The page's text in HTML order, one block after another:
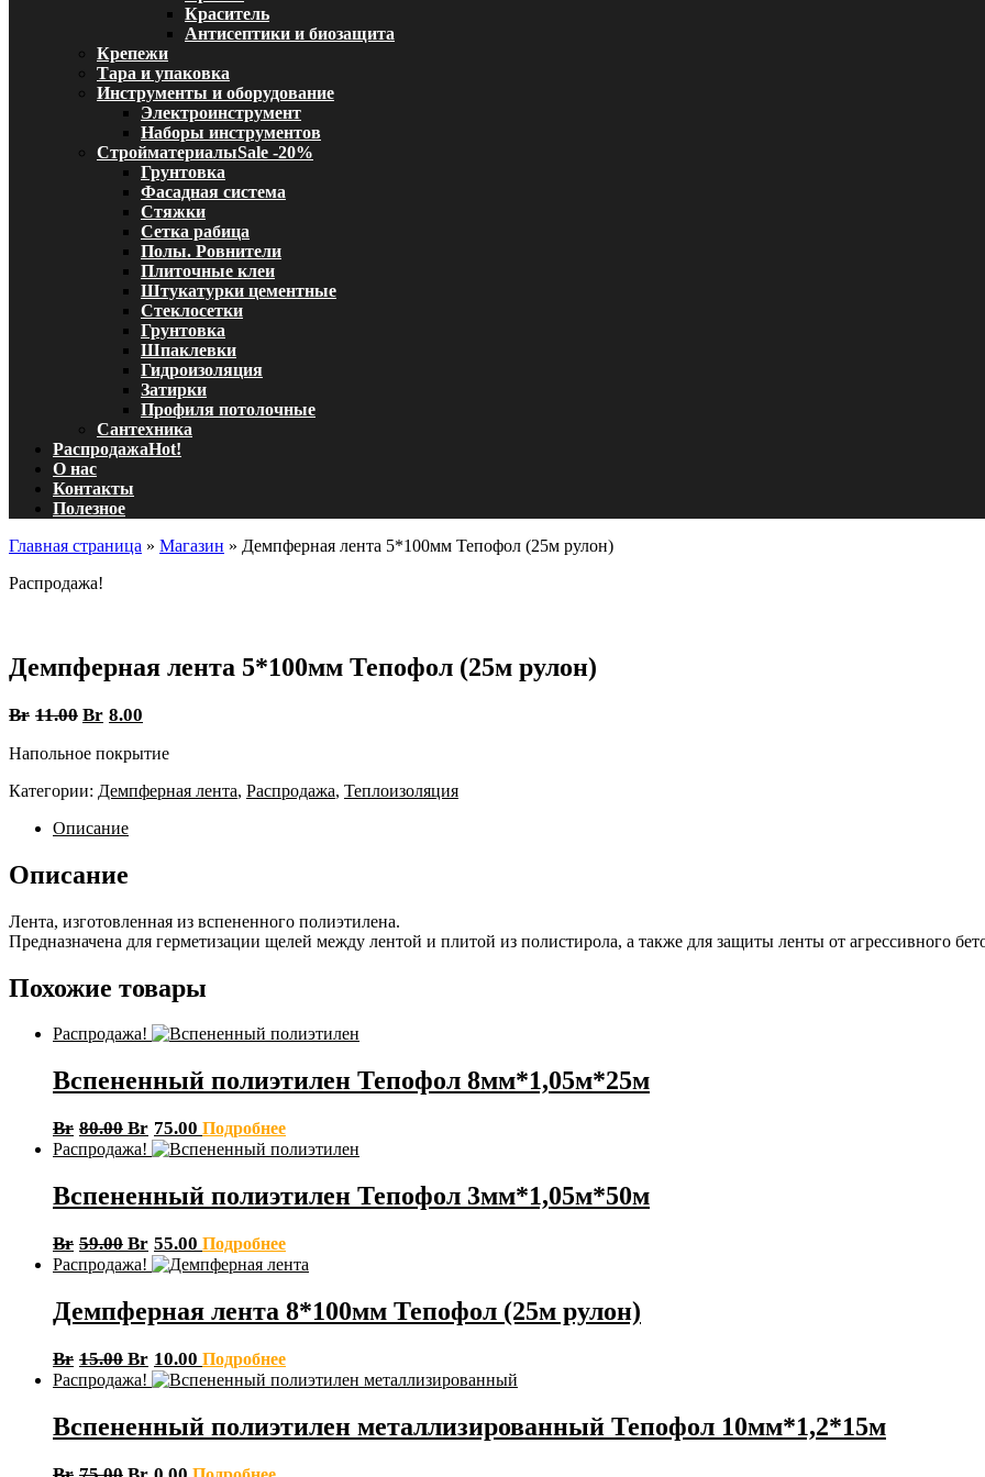
Краситель
Антисептики и биозащита
Крепежи
Тара и упаковка
Инструменты и оборудование
Электроинструмент
Наборы инструментов
СтройматериалыSale -20%
Грунтовка
Фасадная система
Стяжки
Сетка рабица
Полы. Ровнители
Плиточные клеи
Штукатурки цементные
Стеклосетки
Грунтовка
Шпаклевки
Гидроизоляция
Затирки
Профиля потолочные
Сантехника
РаспродажаHot!
О нас
Контакты
Полезное
Главная страница » Магазин » Демпферная лента 5*100мм Тепофол (25м рулон)
Распродажа!
Демпферная лента 5*100мм Тепофол (25м рулон)
Br 11.00 Br 8.00
Напольное покрытие
Категории: Демпферная лента, Распродажа, Теплоизоляция
Описание
Описание
Лента, изготовленная из вспененного полиэтилена.
Предназначена для герметизации щелей между лентой и плитой из полистирола, а также для защиты ленты от агрессивного
Похожие товары
Распродажа!
Вспененный полиэтилен Тепофол 8мм*1,05м*25м
Br 80.00 Br 75.00 Подробнее
Распродажа!
Вспененный полиэтилен Тепофол 3мм*1,05м*50м
Br 59.00 Br 55.00 Подробнее
Распродажа!
Демпферная лента 8*100мм Тепофол (25м рулон)
Br 15.00 Br 10.00 Подробнее
Распродажа!
Вспененный полиэтилен металлизированный Тепофол 10мм*1,2*15м